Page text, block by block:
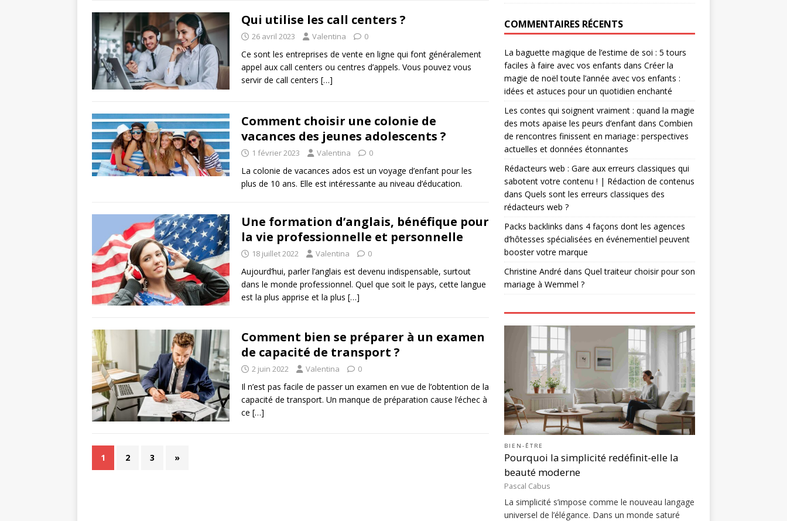
Qui utilise les call centers ?
26 avril 2023 Valentina 0
Ce sont les entreprises de vente en ligne qui font généralement
appel aux call centers ou centres d’appels. Vous pouvez vous
servir de call centers […]
Comment choisir une colonie de
vacances des jeunes adolescents ?
1 février 2023 Valentina 0
La colonie de vacances ados est un voyage d’enfant pour les
plus de 10 ans. Elle est intéressante au niveau d’éducation.
Une formation d’anglais, bénéfique pour
la vie professionnelle et personnelle
18 juillet 2022 Valentina 0
Aujourd’hui, parler l’anglais est devenu indispensable, surtout
dans le monde professionnel. Quel que soit le pays, cette langue
est la plus apprise et la plus […]
Comment bien se préparer à un examen
de capacité de transport ?
2 juin 2022 Valentina 0
Il n’est pas facile de passer un examen en vue de l’obtention de la
capacité de transport. Un manque de préparation cause l’échec à
ce […]
1 2 3 »
COMMENTAIRES RÉCENTS
La baguette magique de l’estime de soi : 5 tours
faciles à faire avec vos enfants dans Créer la
magie de noël toute l’année avec vos enfants :
idées et astuces pour un quotidien enchanté
Les contes qui soignent vraiment : quand la magie
des mots apaise les peurs d’enfantdans Combien
de rencontres finissent en mariage : perspectives
actuelles et données étonnantes
Rédacteurs web : Gare aux erreurs classiques qui
sabotent votre contenu ! | Rédaction de contenus
dans Quels sont les erreurs classiques des
rédacteurs web ?
Packs backlinks dans 4 façons dont les agences
d’hôtesses spécialisées en événementiel peuvent
booster votre marque
Christine André dans Quel traiteur choisir pour son
mariage à Wemmel ?
BIEN-ÊTRE
Pourquoi la simplicité redéfinit-elle la
beauté moderne
Pascal Cabus
La simplicité s’impose comme le nouveau langage
universel de l’élégance. Dans un monde saturé